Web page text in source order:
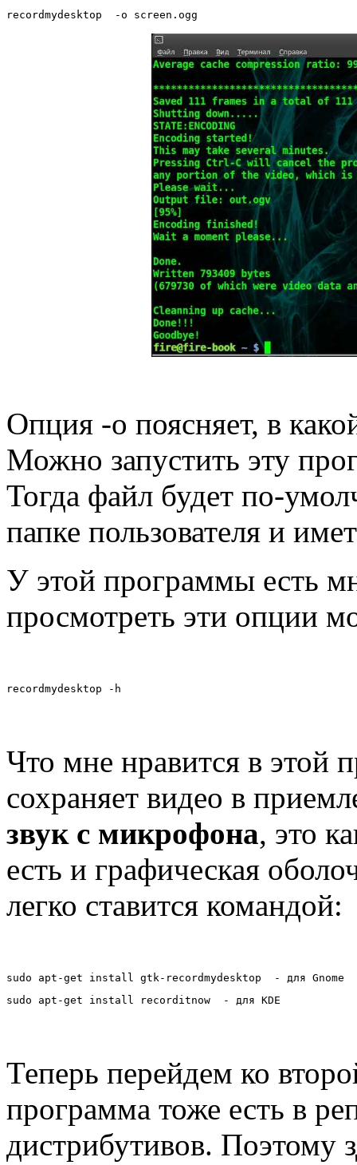
recordmydesktop  -o screen.ogg
Опция -o поясняет, в
Можно запустить эту
Тогда файл будет по-
папке пользователя и
У этой программы есть
просмотреть эти опции
recordmydesktop -h
Что мне нравится в этой
сохраняет видео в
звук с микрофона, это
есть и графическая
легко ставится командой:
sudo apt-get install gtk-recordmydesktop  - для Gnome
sudo apt-get install recorditnow  - для KDE
Теперь перейдем ко
программа тоже есть в
дистрибутивов. Поэтому